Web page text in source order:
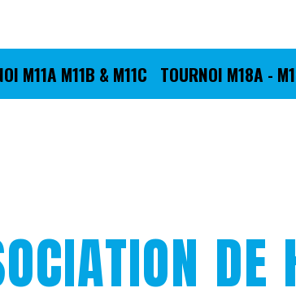
M11A M11B & M11C TOURNOI M18A -